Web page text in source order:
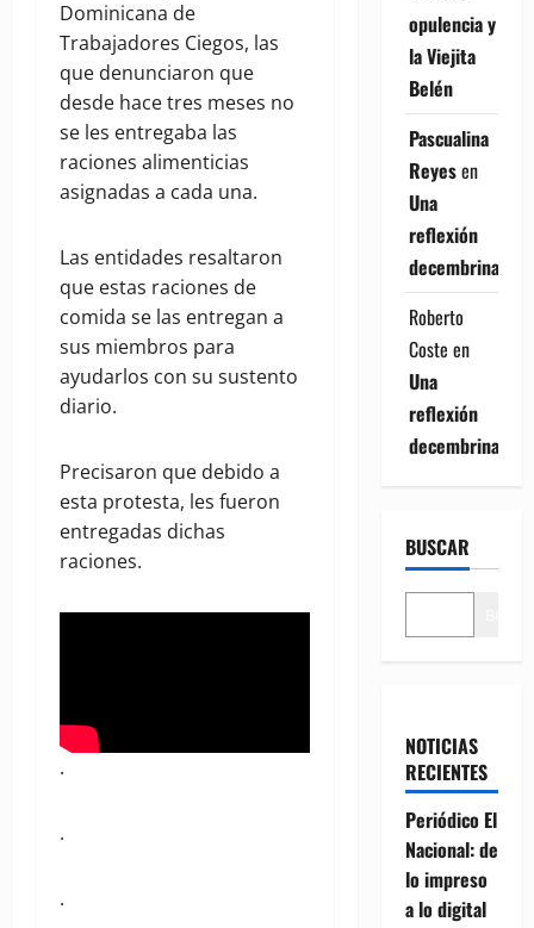
Dominicana de
Trabajadores Ciegos, las
que denunciaron que
desde hace tres meses no
se les entregaba las
raciones alimenticias
asignadas a cada una.
Las entidades resaltaron
que estas raciones de
comida se las entregan a
sus miembros para
ayudarlos con su sustento
diario.
Precisaron que debido a
esta protesta, les fueron
entregadas dichas
raciones.
.
.
.
opulencia y
la Viejita
Belén
Pascualina
Reyesen
Una
reflexión
decembrina
Roberto
Coste en
Una
reflexión
decembrina
BUSCAR
NOTICIAS
RECIENTES
Periódico El
Nacional: de
lo impreso
a lo digital